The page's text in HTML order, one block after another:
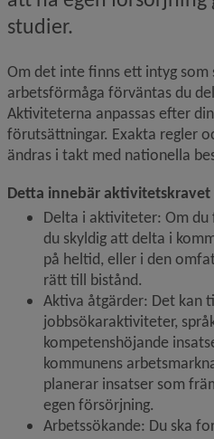
studier.
Om det inte finns ett intyg som
arbetsförmåga förväntas du
Aktiviteterna anpassas efter
förutsättningar. Exakta regler
ändras i takt med nationella
Detta innebär
Delta i aktiviteter: Om
du skyldig att delta i
på heltid, eller i den
rätt till bistånd.
Aktiva åtgärder: Det kan
jobbsökaraktiviteter,
kompetenshöjande
kommunens
planerar insatser som
egen försörjning.
Arbetssökande: Du ska